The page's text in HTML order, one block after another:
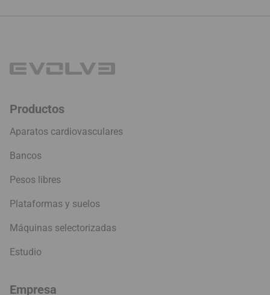
Productos
Aparatos cardiovasculares
Bancos
Pesos libres
Plataformas y suelos
Máquinas selectorizadas
Estudio
Empresa